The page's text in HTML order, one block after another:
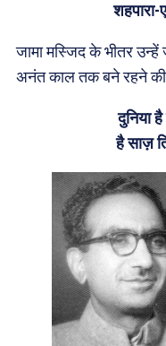
जामा मस्जिद के भीतर
अनंत काल तक बने रहने की
दुनिया
है साज़